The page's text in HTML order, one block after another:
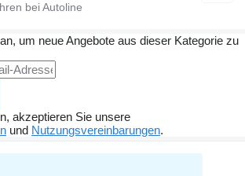
bei Autoline
um neue Angebote aus dieser Kategorie zu
akzeptieren Sie unsere
und Nutzungsvereinbarungen.